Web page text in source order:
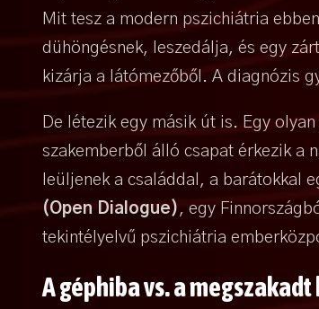
Mit tesz a modern pszichiátria
dühöngésnek, leszedálja, és egy
kizárja a látómezőből. A diagnózis
De létezik egy másik út is. Egy
szakemberből álló csapat érkezik a
leüljenek a családdal, a barátokkal
(Open Dialogue) , egy
tekintélyelvű pszichiátria
A géphiba vs. a